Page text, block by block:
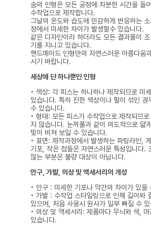
숨의 인형은 모든 공정에 차분한 시간을 들
수작업으로 제작합니다.
그날의 온도와 습도에 민감하게 반응하는
정에서 미세한 차이가 발생할수 있습니다.
같은 디자인이라 하더라도 모든 결과물이
기를 지니고 있습니다.
핸드메이드 인형만의 자연스러운 아름다움
시기 바랍니다.
세상에 단 하나뿐인 인형
• 색상: 각 피스는 하나하나 제작되므로 미
있습니다. 특히 진한 색상이나 펄이 섞인 경
수 있습니다.
• 형태: 모든 피스가 수작업으로 제작되므
지 않습니다. 눈꺼풀과 같이 의도적으로 얇
빛이 비쳐 보일 수 있습니다.
• 표면: 제작과정에서 발생하는 파팅라인,
기포, 작은 점들은 자연스러운 특성입니다.
않는 부분은 불량 대상이 아닙니다.
안구, 가발, 의상 및 액세서리의 개성
• 안구 : 미세한 기포나 약간의 차이가 있을
• 가발 : 수작업 스타일링으로 인해 길이와
있으며, 처음 사용시 원사가 일부 빠질 수
• 의상 및 액세서리: 제품마다 무늬와 색,
있습니다.